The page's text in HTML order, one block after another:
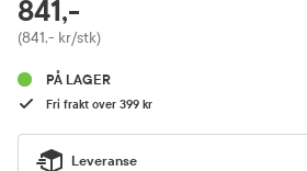
Pris
841,-
(841,- kr/stk)
PÅ LAGER
Fri frakt over 399 kr
Leveranse